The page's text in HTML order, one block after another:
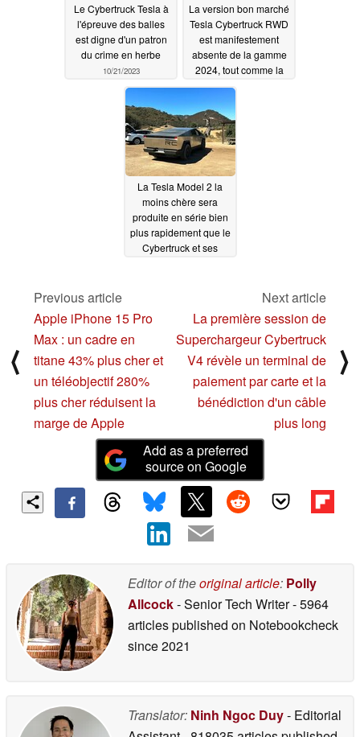
Le Cybertruck Tesla à
l'épreuve des balles
est digne d'un patron
du crime en herbe
10/21/2023
La version bon marché
Tesla Cybertruck RWD
est manifestement
absente de la gamme
2024, tout comme la
transmission intégrale
à quatre moteurs, alors
que le décodeur de
VIN révèle des
versions Performance
à deux et trois moteurs
10/21/2023
La Tesla Model 2 la
moins chère sera
produite en série bien
plus rapidement que le
Cybertruck et ses
⟨
Previous article
Apple iPhone 15 Pro
Max : un cadre en
titane 43% plus cher et
un téléobjectif 280%
plus cher réduisent la
marge de Apple
Next article
La première session de
Superchargeur Cybertruck
V4 révèle un terminal de
paiement par carte et la
bénédiction d'un câble
plus long
⟩
Add as a preferred
source on Google
Editor of theoriginal article: Polly
Allcock- Senior Tech Writer- 5964
articles published on Notebookcheck
since 2021
Translator: Ninh Ngoc Duy- Editorial